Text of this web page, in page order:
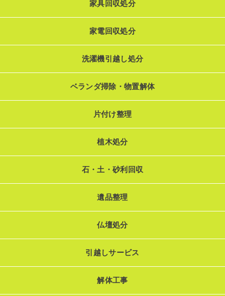
家具回収処分
家電回収処分
洗濯機引越し処分
ベランダ掃除・物置解体
片付け整理
植木処分
石・土・砂利回収
遺品整理
仏壇処分
引越しサービス
解体工事